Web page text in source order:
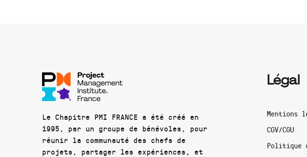
Le Chapitre PMI FRANCE a été créé en
1995, par un groupe de bénévoles, pour
réunir la communauté des chefs de
projets, partager les expériences, et
Légal
Mentions
CGV/CGU
Politique